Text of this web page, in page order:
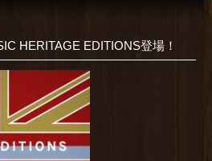
HERITAGE EDITIONS登場！